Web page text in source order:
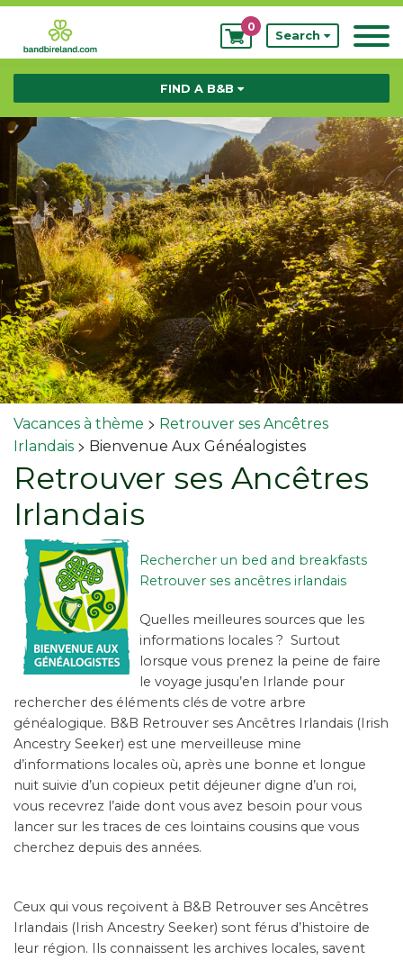
My
Bookings
0
Search
FIND A B&B
Vacances à thème > Retrouver ses Ancêtres
Irlandais > Bienvenue Aux Généalogistes
Retrouver ses Ancêtres
Irlandais
Rechercher un bed and breakfasts
Retrouver ses ancêtres irlandais
Quelles meilleures sources que les
informations locales ? Surtout
lorsque vous prenez la peine de faire
le voyage jusqu’en Irlande pour
rechercher des éléments clés de votre arbre
généalogique. B&B Retrouver ses Ancêtres Irlandais (Irish
Ancestry Seeker) est une merveilleuse mine
d’informations locales où, après une bonne et longue
nuit suivie d’un copieux petit déjeuner digne d’un roi,
vous recevrez l’aide dont vous avez besoin pour vous
lancer sur les traces de ces lointains cousins que vous
cherchez depuis des années.
Ceux qui vous reçoivent à B&B Retrouver ses Ancêtres
Irlandais (Irish Ancestry Seeker) sont férus d’histoire de
leur région. Ils connaissent les archives locales, savent